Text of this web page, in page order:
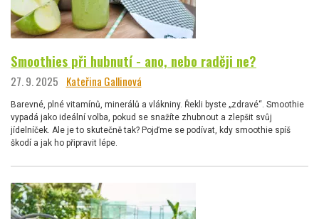
Smoothies při hubnutí - ano, nebo raději ne?
27. 9. 2025 Kateřina Gallinová
Barevné, plné vitamínů, minerálů a vlákniny. Řekli byste „zdravé“. Smoothie
vypadá jako ideální volba, pokud se snažíte zhubnout a zlepšit svůj
jídelníček. Ale je to skutečně tak? Pojďme se podívat, kdy smoothie spíš
škodí a jak ho připravit lépe.